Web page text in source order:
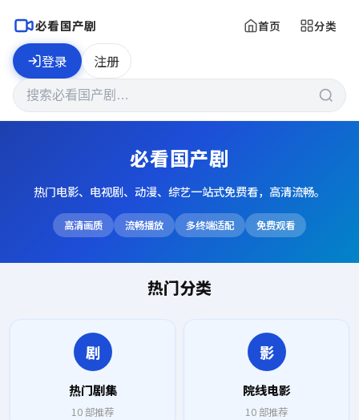
必看国产剧 首页 分类
登录 注册
必看国产剧
热门电影、电视剧、动漫、综艺一站式免费看，高清流畅。
高清画质 流畅播放 多终端适配 免费观看
热门分类
剧
热门剧集
10部推荐
影
院线电影
10部推荐